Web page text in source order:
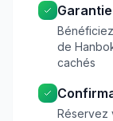
de
cachés
Réservez